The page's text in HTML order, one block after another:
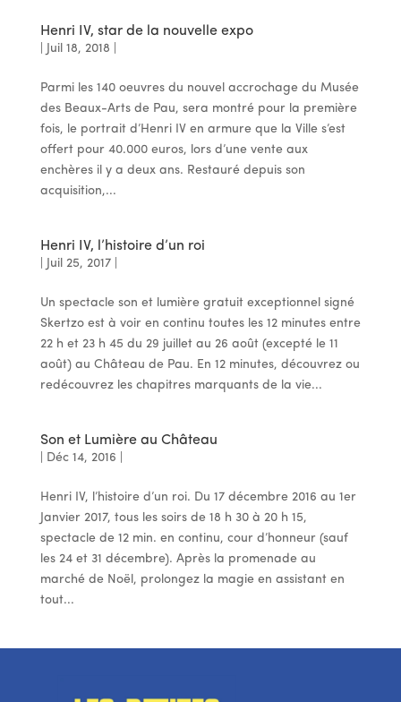
Henri IV, star de la nouvelle expo
Juil 18, 2018
Parmi les 140 oeuvres du nouvel accrochage du Musée
des Beaux-Arts de Pau, sera montré pour la première
fois, le portrait d’Henri IV en armure que la Ville s’est
offert pour 40.000 euros, lors d’une vente aux
enchères il y a deux ans. Restauré depuis son
acquisition,...
Henri IV, l’histoire d’un roi
Juil 25, 2017|
Un spectacle son et lumière gratuit exceptionnel signé
Skertzo est à voir en continu toutes les 12 minutes entre
22 h et 23 h 45 du 29 juillet au 26 août (excepté le 11
août) au Château de Pau. En 12 minutes, découvrez ou
redécouvrez les chapitres marquants de la vie...
Son et Lumière au Château
Déc 14, 2016
Henri IV, l’histoire d’un roi. Du 17 décembre 2016 au 1er
Janvier 2017, tous les soirs de 18 h 30 à 20 h 15,
spectacle de 12 min. en continu, cour d’honneur (sauf
les 24 et 31 décembre). Après la promenade au
marché de Noël, prolongez la magie en assistant en
tout...